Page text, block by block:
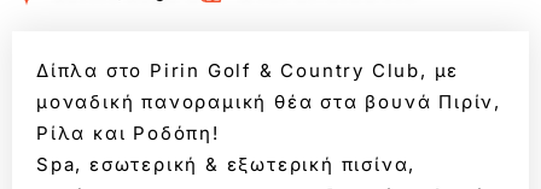
Δίπλα στο Pirin Golf & Country Club, με
μοναδική πανοραμική θέα στα βουνά Πιρίν,
Ρίλα και Ροδόπη!
Spa, εσωτερική & εξωτερική πισίνα,